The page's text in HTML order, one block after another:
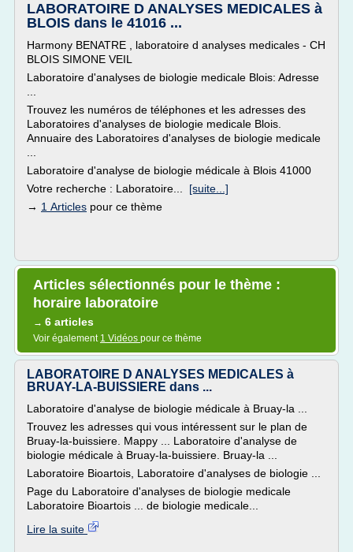
LABORATOIRE D ANALYSES MEDICALES à
BLOIS dans le 41016 ...
Harmony BENATRE , laboratoire d analyses medicales - CH
BLOIS SIMONE VEIL
Laboratoire d'analyses de biologie medicale Blois: Adresse
Trouvez les numéros de téléphones et les adresses des
Laboratoires d'analyses de biologie medicale Blois.
Annuaire des Laboratoires d'analyses de biologie medicale
Laboratoire d'analyse de biologie médicale à Blois 41000
Votre recherche : Laboratoire... [suite...]
→ 1 Articles pour ce thème
Articles sélectionnés pour le thème :
horaire laboratoire
→ 6 articles
Voir également 1 Vidéos pour ce thème
LABORATOIRE D ANALYSES MEDICALES à
BRUAY-LA-BUISSIERE dans ...
Laboratoire d'analyse de biologie médicale à Bruay-la ...
Trouvez les adresses qui vous intéressent sur le plan de
Bruay-la-buissiere. Mappy ... Laboratoire d'analyse de
biologie médicale à Bruay-la-buissiere. Bruay-la ...
Laboratoire Bioartois, Laboratoire d'analyses de biologie ...
Page du Laboratoire d'analyses de biologie medicale
Laboratoire Bioartois ... de biologie medicale...
Lire la suite